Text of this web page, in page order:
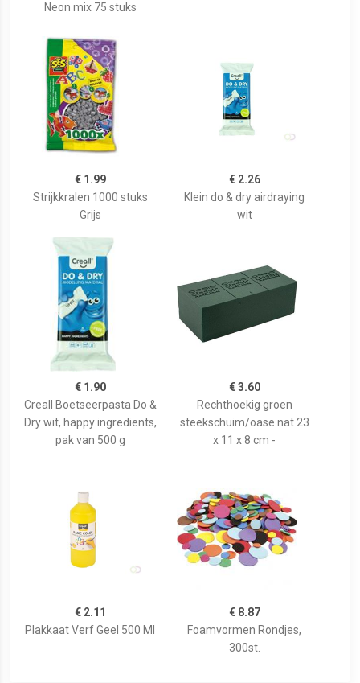
Neon mix 75 stuks
€ 1.99
Strijkkralen 1000 stuks
Grijs
€ 2.26
Klein do & dry airdraying
wit
€ 1.90
Creall Boetseerpasta Do &
Dry wit, happy ingredients,
pak van 500 g
€ 3.60
Rechthoekig groen
steekschuim/oase nat 23
x 11 x 8 cm -
€ 2.11
Plakkaat Verf Geel 500 Ml
€ 8.87
Foamvormen Rondjes,
300st.